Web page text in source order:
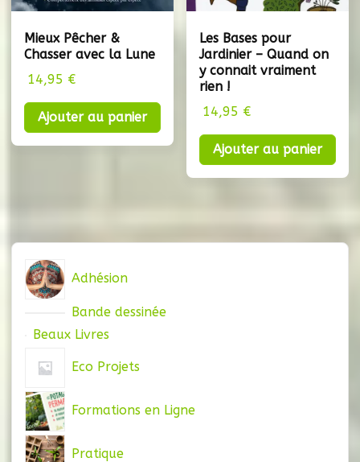
Adhésion
Bande dessinée
Beaux Livres
Eco Projets
Formations en Ligne
Pratique
Mieux Pêcher &
Chasser avec la Lune
14,95 €
Ajouter au panier
Les Bases pour
Jardinier – Quand on
y connait vraiment
rien !
14,95 €
Ajouter au panier